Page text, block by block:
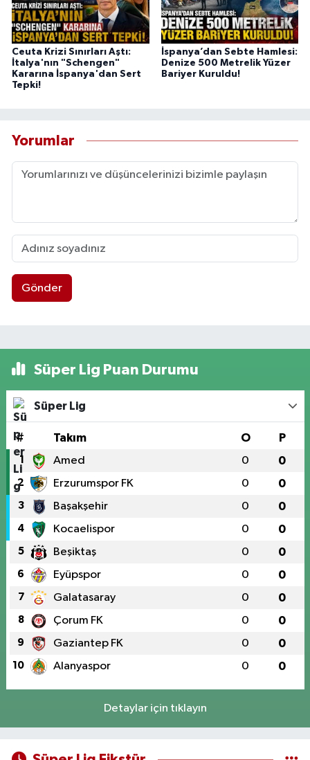
Ceuta Krizi Sınırları Aştı:
İtalya'nın "Schengen"
Kararına İspanya'dan Sert
Tepki!
İspanya’dan Sebte Hamlesi:
Denize 500 Metrelik Yüzer
Bariyer Kuruldu!
Yorumlar
Gönder
Süper Lig Puan Durumu
Süper Lig
# Takım O P
1 Amed 0 0
2 Erzurumspor FK 0 0
3 Başakşehir 0 0
4 Kocaelispor 0 0
5 Beşiktaş 0 0
6 Eyüpspor 0 0
7 Galatasaray 0 0
8 Çorum FK 0 0
9 Gaziantep FK 0 0
10 Alanyaspor 0 0
Detaylar için tıklayın